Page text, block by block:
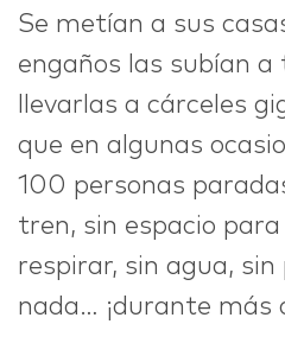
Se metían a sus
engaños las subían a
llevarlas a cárceles
que en algunas
100 personas
tren, sin espacio
respirar, sin agua,
nada… ¡durante más